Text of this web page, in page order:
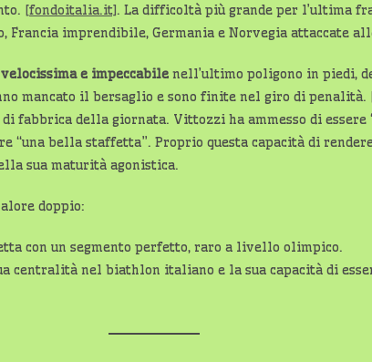
[fondoitalia.it]. La difficoltà più grande per l’ultima
Francia imprendibile, Germania e Norvegia attaccate
velocissima e impeccabile nell’ultimo poligono in piedi,
mancato il bersaglio e sono finite nel giro di penalità.
fabbrica della giornata. Vittozzi ha ammesso di essere
“una bella staffetta”. Proprio questa capacità di
sua maturità agonistica.
doppio:
con un segmento perfetto, raro a livello olimpico.
centralità nel biathlon italiano e la sua capacità di